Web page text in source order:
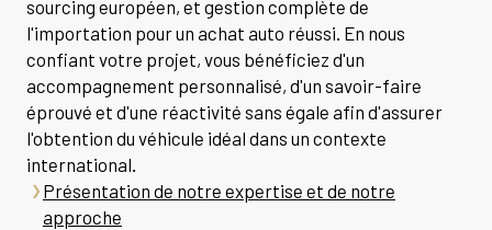
sourcing européen, et gestion complète de
l'importation pour un achat auto réussi. En nous
confiant votre projet, vous bénéficiez d'un
accompagnement personnalisé, d'un savoir-faire
éprouvé et d'une réactivité sans égale afin d'assurer
l'obtention du véhicule idéal dans un contexte
international.
Présentation de notre expertise et de notre
approche